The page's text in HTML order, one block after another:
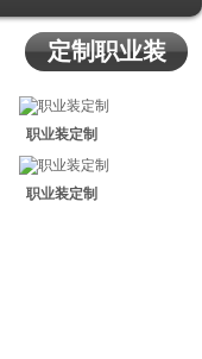
定制职业装
职业装定制
职业装定制